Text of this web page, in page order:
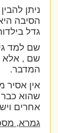
ניתן
הסיבה
גדל
שם למד
שם , אלא
המדבר.
אין אסיר
שהוא כבר
אחרים ויש
גמרא,